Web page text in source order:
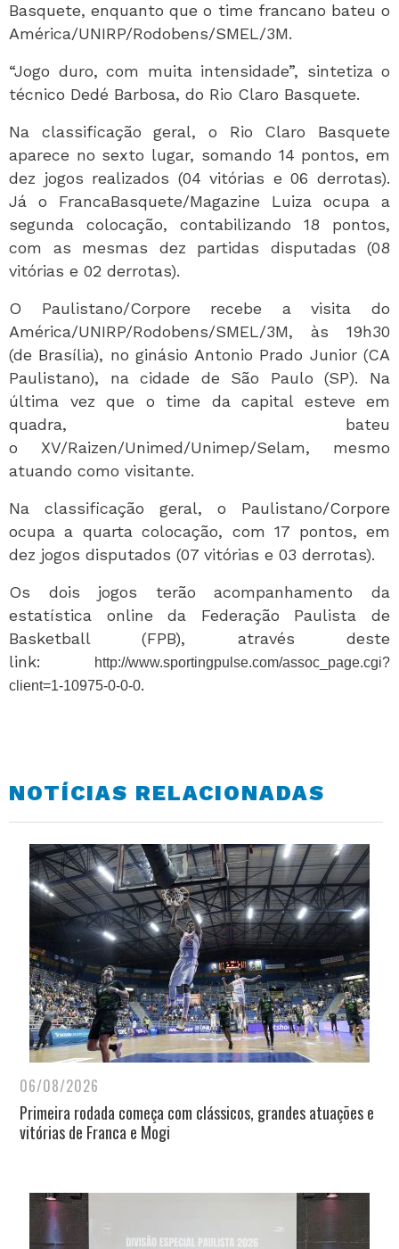
Basquete, enquanto que o time francano bateu o
América/UNIRP/Rodobens/SMEL/3M.
“Jogo duro, com muita intensidade”, sintetiza o
técnico Dedé Barbosa, do Rio Claro Basquete.
Na classificação geral, o Rio Claro Basquete
aparece no sexto lugar, somando 14 pontos, em
dez jogos realizados (04 vitórias e 06 derrotas).
Já o FrancaBasquete/Magazine Luiza ocupa a
segunda colocação, contabilizando 18 pontos,
com as mesmas dez partidas disputadas (08
vitórias e 02 derrotas).
O Paulistano/Corpore recebe a visita do
América/UNIRP/Rodobens/SMEL/3M, às 19h30
(de Brasília), no ginásio Antonio Prado Junior (CA
Paulistano), na cidade de São Paulo (SP). Na
última vez que o time da capital esteve em
quadra, bateu
o XV/Raizen/Unimed/Unimep/Selam, mesmo
atuando como visitante.
Na classificação geral, o Paulistano/Corpore
ocupa a quarta colocação, com 17 pontos, em
dez jogos disputados (07 vitórias e 03 derrotas).
Os dois jogos terão acompanhamento da
estatística online da Federação Paulista de
Basketball (FPB), através deste
link:
http://www.sportingpulse.com/assoc_page.cgi?
client=1-10975-0-0-0.
NOTÍCIAS RELACIONADAS
06/08/2026
Primeira rodada começa com clássicos, grandes atuações e
vitórias de Franca e Mogi